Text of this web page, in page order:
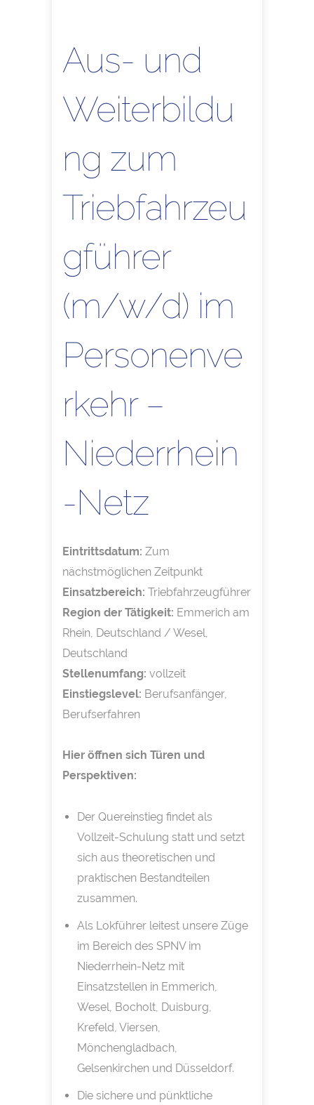
Aus- und
Weiterbildu
ng zum
Triebfahrzeu
gführer
(m/w/d) im
Personenve
rkehr –
Niederrhein
-Netz
Eintrittsdatum: Zum
nächstmöglichen Zeitpunkt
Einsatzbereich: Triebfahrzeugführer
Region der Tätigkeit: Emmerich am
Rhein, Deutschland / Wesel,
Deutschland
Stellenumfang: vollzeit
Einstiegslevel: Berufsanfänger,
Berufserfahren
Hier öffnen sich Türen und
Perspektiven:
Der Quereinstieg findet als
Vollzeit-Schulung statt und setzt
sich aus theoretischen und
praktischen Bestandteilen
zusammen.
Als Lokführer leitest unsere Züge
im Bereich des SPNV im
Niederrhein-Netz mit
Einsatzstellen in Emmerich,
Wesel, Bocholt, Duisburg,
Krefeld, Viersen,
Mönchengladbach,
Gelsenkirchen und Düsseldorf.
Die sichere und pünktliche